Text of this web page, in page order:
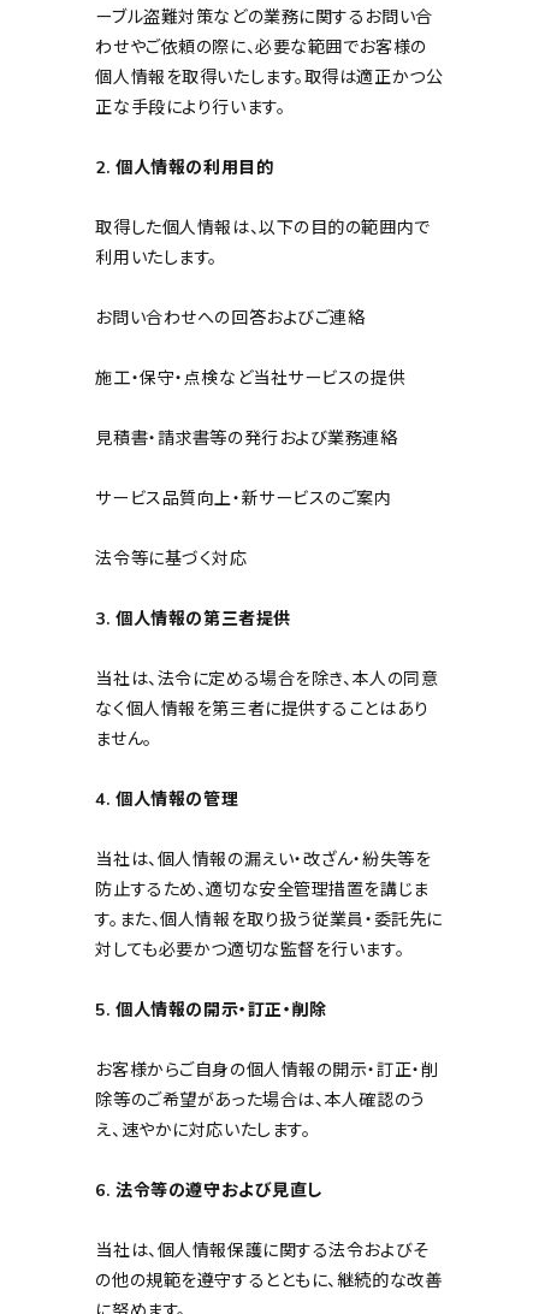
ーブル盗難対策などの業務に関するお問い合
わせやご依頼の際に、必要な範囲でお客様の
個人情報を取得いたします。取得は適正かつ公
正な手段により行います。
2. 個人情報の利用目的
取得した個人情報は、以下の目的の範囲内で
利用いたします。
お問い合わせへの回答およびご連絡
施工・保守・点検など当社サービスの提供
見積書・請求書等の発行および業務連絡
サービス品質向上・新サービスのご案内
法令等に基づく対応
3. 個人情報の第三者提供
当社は、法令に定める場合を除き、本人の同意
なく個人情報を第三者に提供することはあり
ません。
4. 個人情報の管理
当社は、個人情報の漏えい・改ざん・紛失等を
防止するため、適切な安全管理措置を講じま
す。また、個人情報を取り扱う従業員・委託先に
対しても必要かつ適切な監督を行います。
5. 個人情報の開示・訂正・削除
お客様からご自身の個人情報の開示・訂正・削
除等のご希望があった場合は、本人確認のう
え、速やかに対応いたします。
6. 法令等の遵守および見直し
当社は、個人情報保護に関する法令およびそ
の他の規範を遵守するとともに、継続的な改善